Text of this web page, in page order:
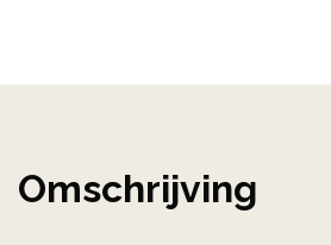
Omschrijving